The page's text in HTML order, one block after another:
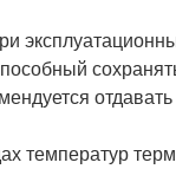
температур